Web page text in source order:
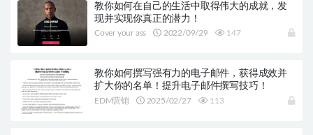
教你如何在自己的生活中取得伟大的成就，发
现并实现你真正的潜力！
Cover your ass 2022/09/29 147
教你如何撰写强有力的电子邮件，获得成效并
扩大你的名单！提升电子邮件撰写技巧！
EDM营销 2025/02/27 113